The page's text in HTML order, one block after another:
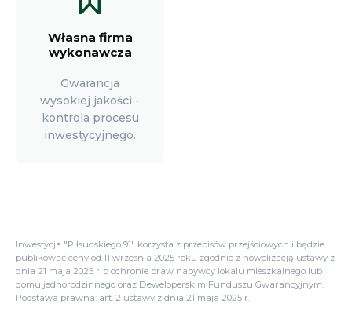
Własna firma
wykonawcza
Gwarancja
wysokiej jakości -
kontrola procesu
inwestycyjnego.
Inwestycja "Piłsudskiego 91" korzysta z przepisów przejściowych i będzie
publikować ceny od 11 września 2025 roku zgodnie z nowelizacją ustawy z
dnia 21 maja 2025 r. o ochronie praw nabywcy lokalu mieszkalnego lub
domu jednorodzinnego oraz Deweloperskim Funduszu Gwarancyjnym.
Podstawa prawna: art. 2 ustawy z dnia 21 maja 2025 r.